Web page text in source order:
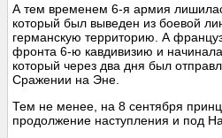
А тем временем 6-я армия
который был выведен из боевой
германскую территорию. А
фронта 6-ю кавдивизию и начинала
который через два дня был
Сражении на Эне.
Тем не менее, на 8 сентября
продолжение наступления и под